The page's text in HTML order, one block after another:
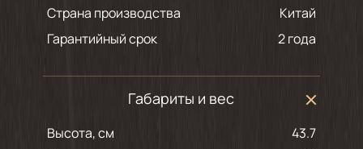
Страна производства
Китай
Гарантийный срок
2 года
Габариты и вес
Высота, см
43.7